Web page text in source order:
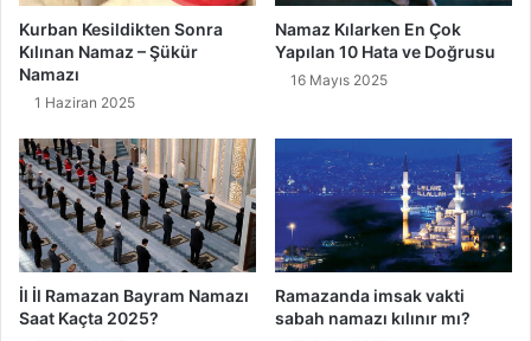
Kurban Kesildikten Sonra
Kılınan Namaz – Şükür
Namazı
1 Haziran 2025
Namaz Kılarken En Çok
Yapılan 10 Hata ve Doğrusu
16 Mayıs 2025
İl İl Ramazan Bayram Namazı
Saat Kaçta 2025?
Ramazanda imsak vakti
sabah namazı kılınır mı?